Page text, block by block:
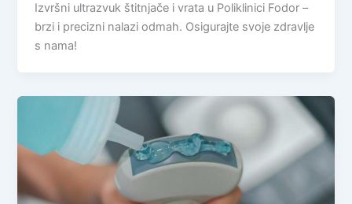
Izvršni ultrazvuk štitnjače i vrata u Poliklinici Fodor –
brzi i precizni nalazi odmah. Osigurajte svoje zdravlje
s nama!